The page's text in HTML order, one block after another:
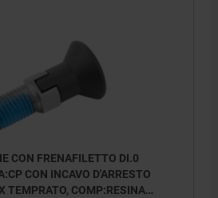
CON FRENAFILETTO DI.0
CON INCAVO D'ARRESTO
TEMPRATO, COMP:RESINA